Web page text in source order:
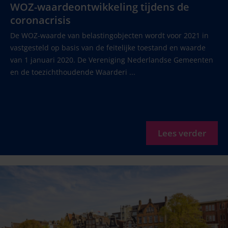
WOZ-waardeontwikkeling tijdens de
coronacrisis
De WOZ-waarde van belastingobjecten wordt voor 2021 in
vastgesteld op basis van de feitelijke toestand en waarde
van 1 januari 2020. De Vereniging Nederlandse Gemeenten
en de toezichthoudende Waarderi ...
Lees verder